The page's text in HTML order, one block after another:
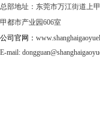
总部地址： 东莞市万江街道上
甲都市产业园606室
公司官网：
E-mail: